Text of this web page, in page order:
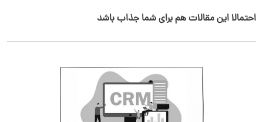
احتمالا این مقالات هم برای شما جذاب باشد